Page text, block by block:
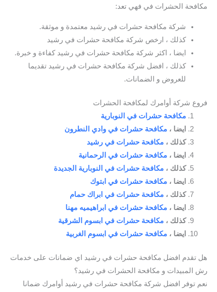
مكافحة الحشرات في فهي تعد:
شركة مكافحة حشرات في رشيد معتمدة و موثقة.
كذلك ، ارخص شركة مكافحة حشرات في رشيد
ايضا ، اكثر شركة مكافحة حشرات في رشيد كفاءة و خبرة.
كذلك ، افضل شركة مكافحة حشرات في رشيد تقديما
للعروض و الضمانات.
فروع شركة أوامرك لمكافحة الحشرات
مكافحة حشرات في النوبارية
ايضا ، مكافحة حشرات في وادي النطرون
كذلك ، مكافحة حشرات في رشيد
ايضا ، مكافحة حشرات في الرحمانية
كذلك ، مكافحة حشرات في النوبارية الجديدة
ايضا ، مكافحة حشرات في ابتوك
كذلك ، مكافحة حشرات في ابراك حمام
ايضا ، مكافحة حشرات في ابراهيميه مهنا
كذلك ، مكافحة حشرات في ابسوم الشرقية
ايضا ، مكافحة حشرات في ابسوم الغربية
هل تقدم افضل مكافحة حشرات في رشيد اي ضمانات على خدمات
رش المبيدات و مكافحة الحشرات في رشيد؟
نعم توفر افضل شركة مكافحة حشرات في رشيد أوامرك ضمانا